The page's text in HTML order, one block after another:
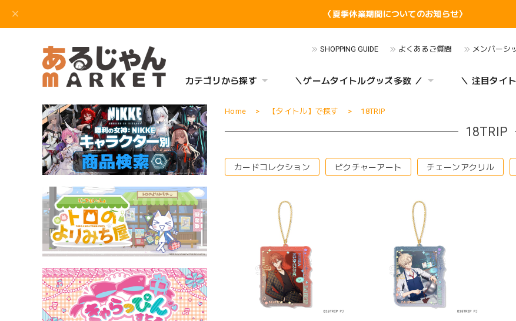
〈夏季休業期間についてのお知らせ〉
SHOPPING GUIDE よくあるご質問 メンバーシ
カテゴリから探す ＼ゲームタイトルグッズ多数 ／ ＼ 注目タイ
Home 【タイトル】で探す 18TRIP
18TRIP
カードコレクション ピクチャーアート チェーンアクリル